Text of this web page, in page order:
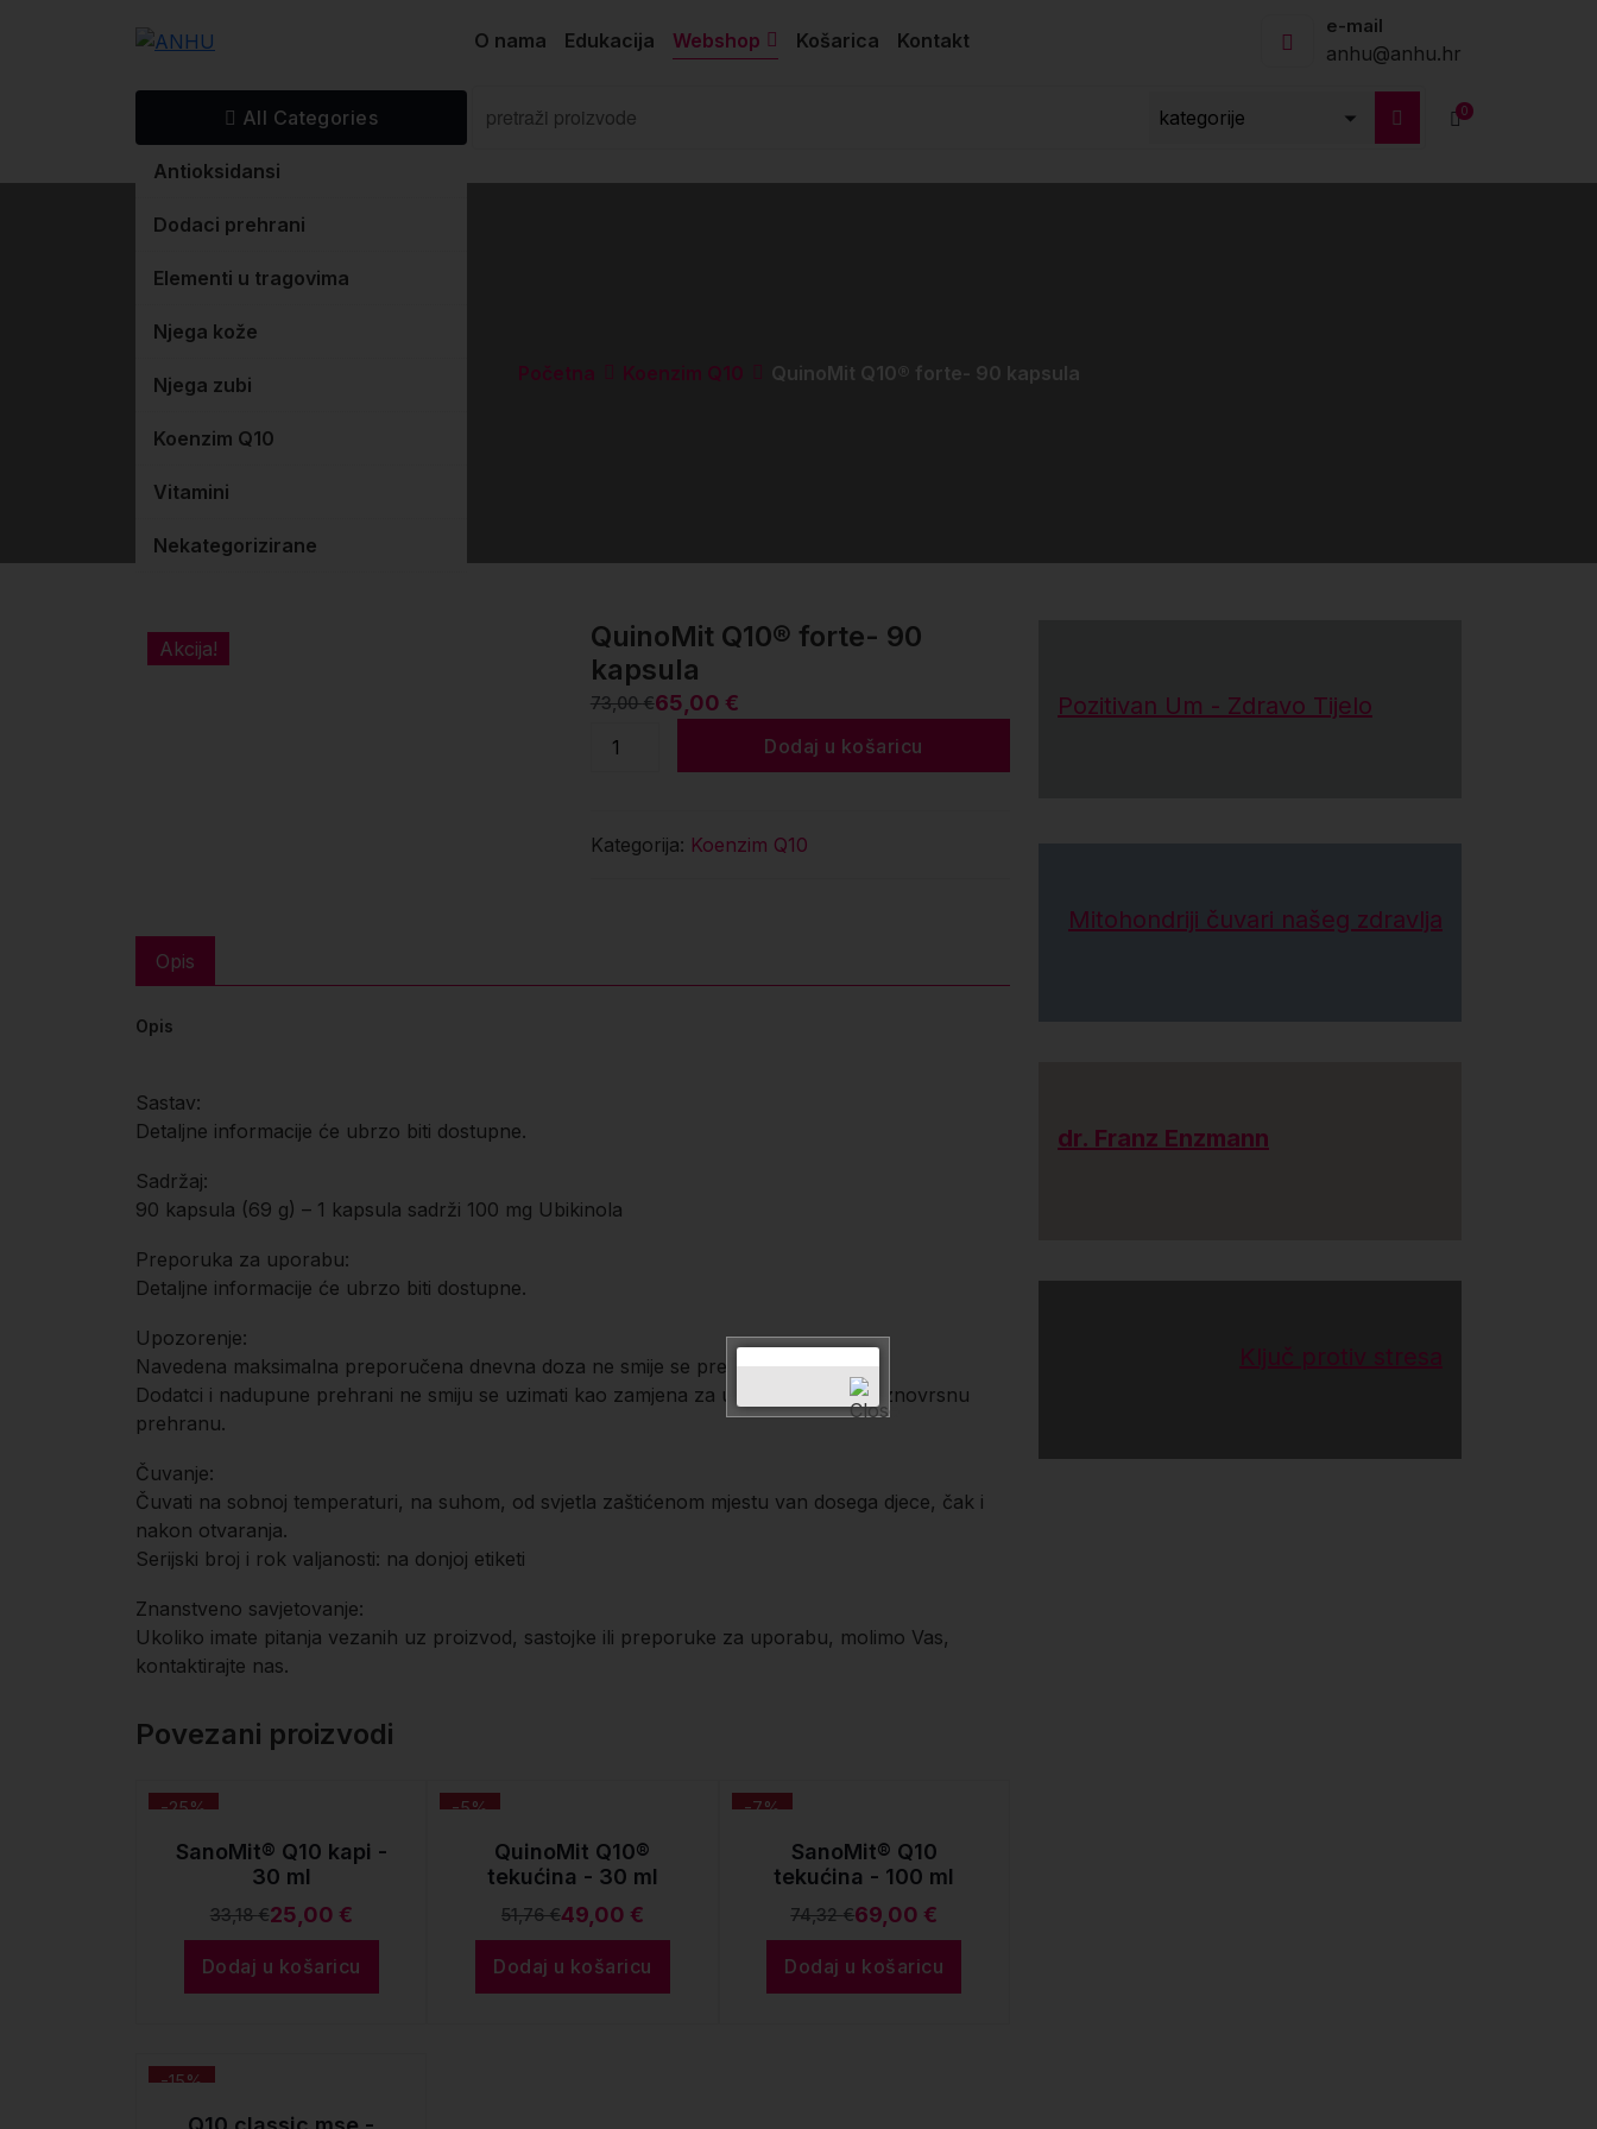
O nama Edukacija Webshop Košarica Kontakt
e-mail
anhu@anhu.hr
All Categories
Antioksidansi
Dodaci prehrani
Elementi u tragovima
Njega kože
Njega zubi
Koenzim Q10
Vitamini
Nekategorizirane
0
Početna Koenzim Q10 QuinoMit Q10® forte- 90 kapsula
Akcija!
QuinoMit Q10® forte- 90
kapsula
73,00€
Izvorna
cijena
73,00 €.
65,00 €
Trenutna
cijena
QuinoMit
kapsula
Dodaj u košaricu
Kategorija: Koenzim Q10
Opis
Opis
Sastav:
Detaljne informacije će ubrzo biti dostupne.
Sadržaj:
90 kapsula (69 g) – 1 kapsula sadrži 100 mg Ubikinola
Preporuka za uporabu:
Detaljne informacije će ubrzo biti dostupne.
Upozorenje:
Navedena maksimalna preporučena dnevna doza ne smije se prekoračiti.
Dodatci i nadupune prehrani ne smiju se uzimati kao zamjena za uravnoteženu i raznovrsnu
prehranu.
Čuvanje:
Čuvati na sobnoj temperaturi, na suhom, od svjetla zaštićenom mjestu van dosega djece, čak i
nakon otvaranja.
Serijski broj i rok valjanosti: na donjoj etiketi
Znanstveno savjetovanje:
Ukoliko imate pitanja vezanih uz proizvod, sastojke ili preporuke za uporabu, molimo Vas,
kontaktirajte nas.
Povezani proizvodi
-25%
SanoMit® Q10 kapi -
30 ml
33,18€
Izvorna
cijena
bila
25,00 €
Trenutna
cijena
je:
Dodaj u košaricu
-5%
QuinoMit Q10®
tekućina - 30 ml
51,76€
Izvorna
cijena
bila
49,00 €
Trenutna
cijena
je:
Dodaj u košaricu
-7%
SanoMit® Q10
tekućina - 100 ml
74,32€
Izvorna
cijena
bila
69,00 €
Trenutna
cijena
je:
Dodaj u košaricu
-15%
Pozitivan Um - Zdravo Tijelo
Mitohondriji čuvari našeg zdravlja
dr. Franz Enzmann
Ključ protiv stresa